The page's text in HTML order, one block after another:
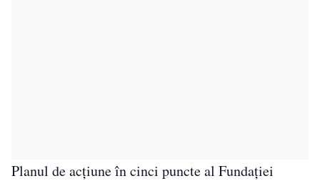
Planul de acțiune în cinci puncte al Fundației